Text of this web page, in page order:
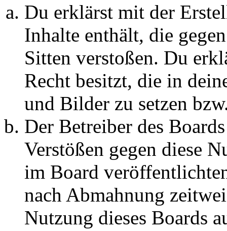
Du erklärst mit der
Inhalte enthält, die
Sitten verstoßen. Du
Recht besitzt, die in
und Bilder zu setzen
Der Betreiber des
Verstößen gegen diese
im Board
nach Abmahnung
Nutzung dieses Boards